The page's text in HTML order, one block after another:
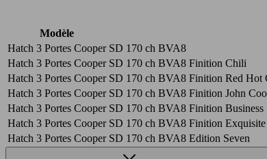
Modèle
Hatch 3 Portes Cooper SD 170 ch BVA8
Hatch 3 Portes Cooper SD 170 ch BVA8 Finition Chili
Hatch 3 Portes Cooper SD 170 ch BVA8 Finition Red Hot
Hatch 3 Portes Cooper SD 170 ch BVA8 Finition John
Hatch 3 Portes Cooper SD 170 ch BVA8 Finition Business
Hatch 3 Portes Cooper SD 170 ch BVA8 Finition Exquisite
Hatch 3 Portes Cooper SD 170 ch BVA8 Edition Seven